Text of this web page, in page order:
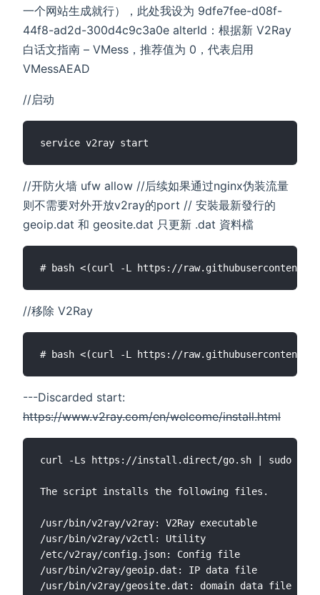
一个网站生成就行），此处我设为 9dfe7fee-d08f-
44f8-ad2d-300d4c9c3a0e alterId：根据新 V2Ray
白话文指南 – VMess，推荐值为 0，代表启用
VMessAEAD
//启动
//开防火墙 ufw allow //后续如果通过nginx伪装流量
则不需要对外开放v2ray的port // 安裝最新發行的
geoip.dat 和 geosite.dat 只更新 .dat 資料檔
//移除 V2Ray
---Discarded start:
https://www.v2ray.com/en/welcome/install.html
curl -Ls https://install.direct/go.sh | sudo bash
The script installs the following files.
/usr/bin/v2ray/v2ray: V2Ray executable
/usr/bin/v2ray/v2ctl: Utility
/etc/v2ray/config.json: Config file
/usr/bin/v2ray/geoip.dat: IP data file
/usr/bin/v2ray/geosite.dat: domain data file